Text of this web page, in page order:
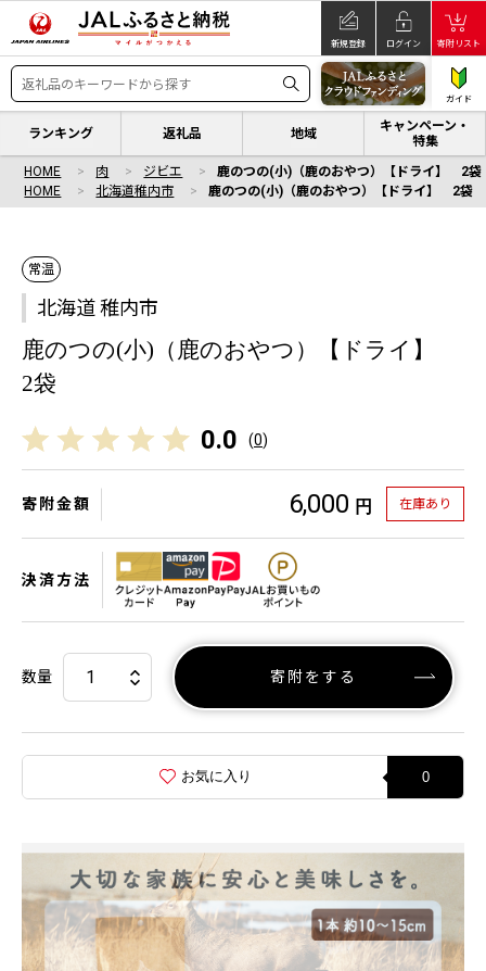
新規登録 ログイン 寄附リスト
ガイド
ランキング 返礼品 地域
キャンペーン・
特集
HOME 肉 ジビエ
鹿のつの(小)（鹿のおやつ）【ドライ】 2袋
HOME
北海道稚内市 鹿のつの(小)（鹿のおやつ）【ドライ】 2袋
常温
北海道 稚内市
鹿のつの(小)（鹿のおやつ）【ドライ】
2袋
0.0 (0)
寄附金額 6,000 円 在庫あり
決済方法
数量 寄附をする
お気に入り 0